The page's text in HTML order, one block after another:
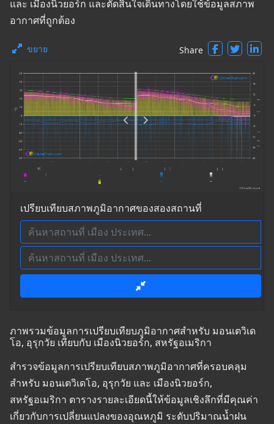
และ เมืองนิวยอร์ก และตัดสินใจเดินทางโดยใช้ข้อมูลสภาพ
อากาศที่ถูกต้อง
ขยาย Share
เปรียบเทียบสภาพภูมิอากาศของสองสถานที่
ภาพรวมข้อมูลการเปรียบเทียบภูมิอากาศสำหรับ มอนเตวิเด
โอ, อุรุกวัย เทียบกับ เมืองนิวยอร์ก, สหรัฐอเมริกา
สำรวจข้อมูลการเปรียบเทียบสภาพภูมิอากาศที่ครอบคลุม
สำหรับ มอนเตวิเดโอ, อุรุกวัย และ เมืองนิวยอร์ก,
สหรัฐอเมริกา ตารางรายละเอียดนี้ให้ข้อมูลเชิงลึกที่มีคุณค่า
เกี่ยวกับการเปลี่ยนแปลงของอุณหภูมิ ระดับปริมาณน้ำฝน